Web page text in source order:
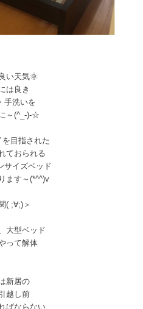
い天気🌞
は良き
手洗いを
～(^_-)-☆
目指された
ておられる
サイズベッド
ます～(*^^)v
( ;∀;)＞
大型ベッド
って解体
新居の
越し前
ばならない